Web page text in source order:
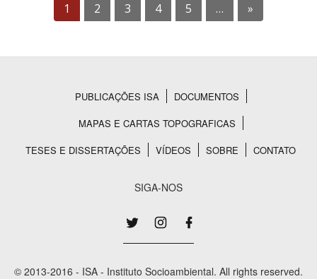
1 2 3 4 5 … »
Rodapé
PUBLICAÇÕES ISA
DOCUMENTOS
MAPAS E CARTAS TOPOGRAFICAS
TESES E DISSERTAÇÕES
VÍDEOS SOBRE CONTATO
SIGA-NOS
© 2013-2016 - ISA - Instituto Socioambiental. All rights reserved.